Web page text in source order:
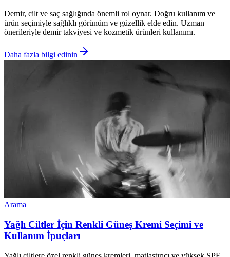
Demir, cilt ve saç sağlığında önemli rol oynar. Doğru kullanım ve
ürün seçimiyle sağlıklı görünüm ve güzellik elde edin. Uzman
önerileriyle demir takviyesi ve kozmetik ürünleri kullanımı.
Daha fazla bilgi edinin
Arama
Yağlı Ciltler İçin Renkli Güneş Kremi Seçimi ve
Kullanım İpuçları